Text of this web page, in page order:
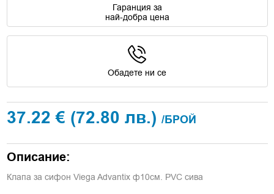
Гаранция за
най-добра цена
Обадете ни се
37.22 € (72.80 лв.) /БРОЙ
Описание:
Клапа за сифон Viega Advantix ф10см. PVC сива